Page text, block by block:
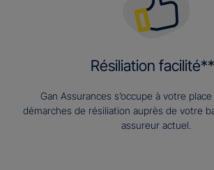
Résiliation
Gan Assurances s’occupe à votre
démarches de résiliation auprès de votre
assureur actuel.